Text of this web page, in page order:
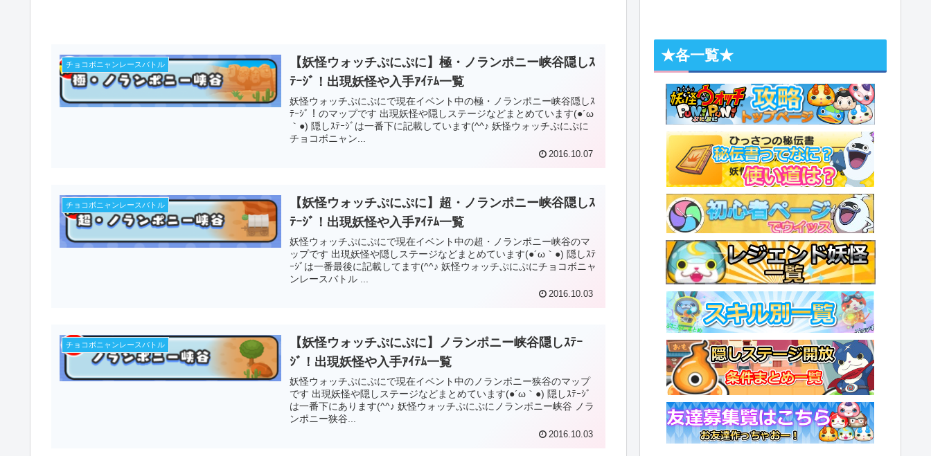
チョコボニャンレースバトル
【妖怪ウォッチぷにぷに】極・ノランポニー峡谷隠しｽ
ﾃｰｼﾞ！出現妖怪や入手ｱｲﾃﾑ一覧
妖怪ウォッチぷにぷにで現在イベント中の極・ノランポニー峡谷隠しｽ
ﾃｰｼﾞ！のマップです 出現妖怪や隠しステージなどまとめています(●´ω
｀●) 隠しｽﾃｰｼﾞは一番下に記載しています(^^♪ 妖怪ウォッチぷにぷに
チョコボニャン...
2016.10.07
チョコボニャンレースバトル
【妖怪ウォッチぷにぷに】超・ノランポニー峡谷隠しｽ
ﾃｰｼﾞ！出現妖怪や入手ｱｲﾃﾑ一覧
妖怪ウォッチぷにぷにで現在イベント中の超・ノランポニー峡谷のマ
ップです 出現妖怪や隠しステージなどまとめています(●´ω｀●) 隠しｽﾃ
ｰｼﾞは一番最後に記載してます(^^♪ 妖怪ウォッチぷにぷにチョコボニャ
ンレースバトル ...
2016.10.03
チョコボニャンレースバトル
【妖怪ウォッチぷにぷに】ノランポニー峡谷隠しｽﾃｰ
ｼﾞ！出現妖怪や入手ｱｲﾃﾑ一覧
妖怪ウォッチぷにぷにで現在イベント中のノランポニー狭谷のマップ
です 出現妖怪や隠しステージなどまとめています(●´ω｀●) 隠しｽﾃｰｼﾞ
は一番下にあります(^^♪ 妖怪ウォッチぷにぷにノランポニー峡谷 ノラ
ンポニー狭谷...
2016.10.03
★各一覧★